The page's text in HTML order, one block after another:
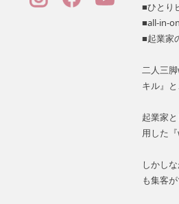
■ひとり
■all-in-
■起業家
二人三
キル』
起業家
用した
しかし
も集客